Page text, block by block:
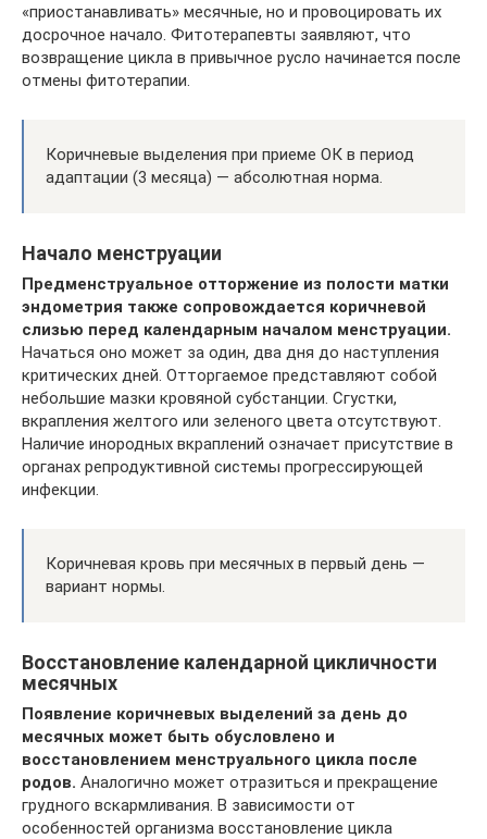
«приостанавливать» месячные, но и провоцировать их
досрочное начало. Фитотерапевты заявляют, что
возвращение цикла в привычное русло начинается после
отмены фитотерапии.
Коричневые выделения при приеме ОК в период
адаптации (3 месяца) — абсолютная норма.
Начало менструации
Предменструальное отторжение из полости матки
эндометрия также сопровождается коричневой
слизью перед календарным началом менструации.
Начаться оно может за один, два дня до наступления
критических дней. Отторгаемое представляют собой
небольшие мазки кровяной субстанции. Сгустки,
вкрапления желтого или зеленого цвета отсутствуют.
Наличие инородных вкраплений означает присутствие в
органах репродуктивной системы прогрессирующей
инфекции.
Коричневая кровь при месячных в первый день —
вариант нормы.
Восстановление календарной цикличности
месячных
Появление коричневых выделений за день до
месячных может быть обусловлено и
восстановлением менструального цикла после
родов. Аналогично может отразиться и прекращение
грудного вскармливания. В зависимости от
особенностей организма восстановление цикла